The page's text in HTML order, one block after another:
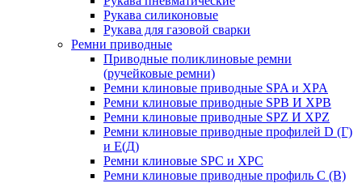
Рукава силиконовые
Рукава для газовой сварки
Ремни приводные
Приводные поликлиновые ремни
(ручейковые ремни)
Ремни клиновые приводные SPA и XPA
Ремни клиновые приводные SPB И XPB
Ремни клиновые приводные SPZ И XPZ
Ремни клиновые приводные профилей D (Г)
и Е(Д)
Ремни клиновые SPC и XPC
Ремни клиновые приводные профиль C (В)